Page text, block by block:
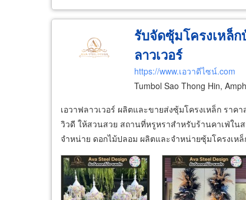
รับจัดซุ้มโครงเหล็
ลาวเวอร์
https://www.เอวาดีไซน์.com
Tumbol Sao Thong Hin,
เอวาฟลาวเวอร์ ผลิตและขายส่งซุ้มโครงเหล็ก รา
วิวดี ให้สวนสวย สถานที่หรูหราสำหรับร้านคาเฟ่ใ
จำหน่าย ดอกไม้ปลอม ผลิตและจำหน่ายซุ้มโครงเห